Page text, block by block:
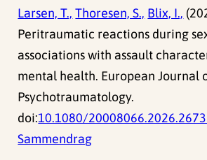
Larsen, T., Thoresen, S., Blix, I.,
Peritraumatic reactions during
associations with assault
mental health. European Journal
Psychotraumatology.
doi:10.1080/
Sammendrag